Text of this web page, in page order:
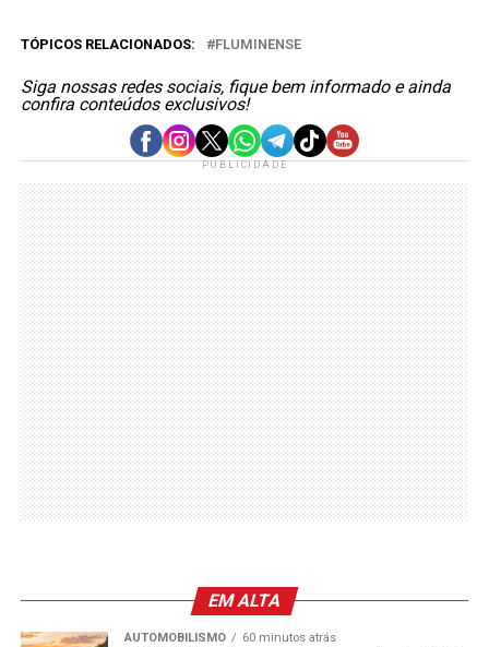
TÓPICOS RELACIONADOS: FLUMINENSE
Siga nossas redes sociais, fique bem informado e ainda
confira conteúdos exclusivos!
PUBLICIDADE
EM ALTA
AUTOMOBILISMO 60 minutos atrás